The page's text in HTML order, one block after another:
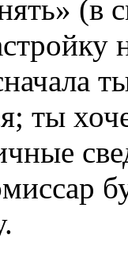
(в
ты